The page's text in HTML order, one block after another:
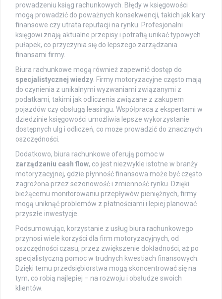
prowadzeniu ksiąg rachunkowych. Błędy w księgowości
mogą prowadzić do poważnych konsekwencji, takich jak kary
finansowe czy utrata reputacji na rynku. Profesjonalni
księgowi znają aktualne przepisy i potrafią unikać typowych
pułapek, co przyczynia się do lepszego zarządzania
finansami firmy.
Biura rachunkowe mogą również zapewnić dostęp do
specjalistycznej wiedzy . Firmy motoryzacyjne często mają
do czynienia z unikalnymi wyzwaniami związanymi z
podatkami, takimi jak odliczenia związane z zakupem
pojazdów czy obsługą leasingu. Współpraca z ekspertami w
dziedzinie księgowości umożliwia lepsze wykorzystanie
dostępnych ulg i odliczeń, co może prowadzić do znacznych
oszczędności.
Dodatkowo, biura rachunkowe oferują pomoc w
zarządzaniu cash flow, co jest niezwykle istotne w branży
motoryzacyjnej, gdzie płynność finansowa może być często
zagrożona przez sezonowość i zmienność rynku. Dzięki
bieżącemu monitorowaniu przepływów pieniężnych, firmy
mogą uniknąć problemów z płatnościami i lepiej planować
przyszłe inwestycje.
Podsumowując, korzystanie z usług biura rachunkowego
przynosi wiele korzyści dla firm motoryzacyjnych, od
oszczędności czasu, przez zwiększenie dokładności, aż po
specjalistyczną pomoc w trudnych kwestiach finansowych.
Dzięki temu przedsiębiorstwa mogą skoncentrować się na
tym, co robią najlepiej – na rozwoju i obsłudze swoich
klientów.